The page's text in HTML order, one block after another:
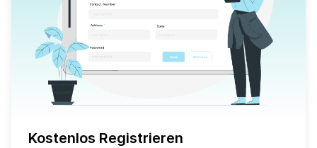
Kostenlos Registrieren